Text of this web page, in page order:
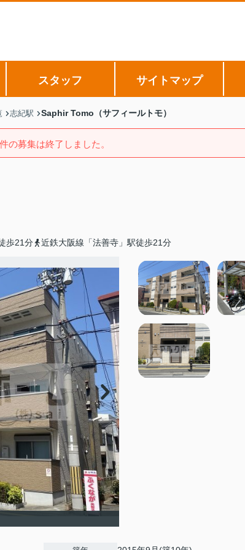
スタッフ サイトマップ
志紀駅 Saphir Tomo（サフィールトモ）
の募集は終了しました。
歩21分 近鉄大阪線「法善寺」駅徒歩21分